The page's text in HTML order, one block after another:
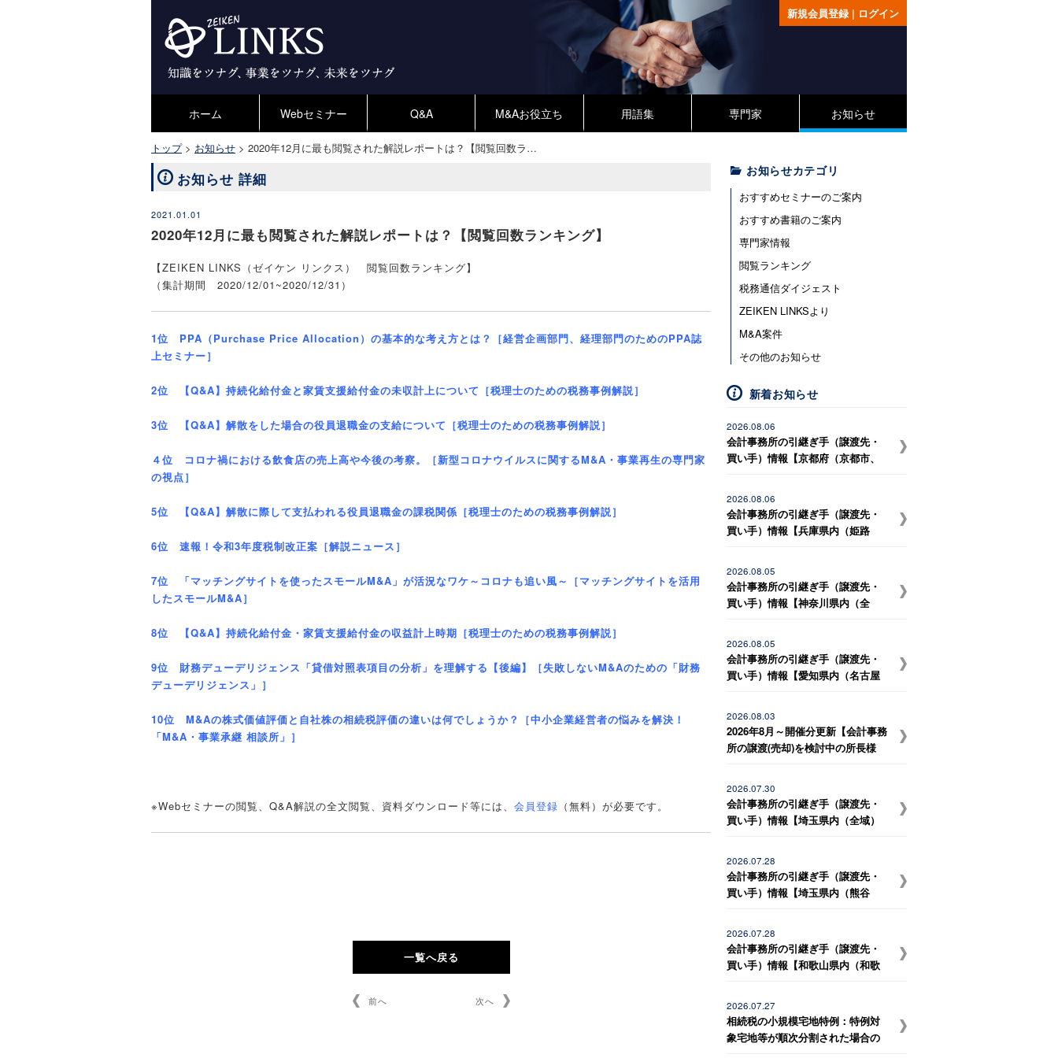
新規会員登録| ログイン
ホーム Webセミナー Q&A M&Aお役立ち 用語集 専門家 お知らせ
トップ> お知らせ > 2020年12月に最も閲覧された解説レポートは？【閲覧回数ラ…
お知らせ 詳細
2021.01.01
2020年12月に最も閲覧された解説レポートは？【閲覧回数ランキング】
【ZEIKEN LINKS（ゼイケン リンクス） 閲覧回数ランキング】
（集計期間 2020/12/01~2020/12/31）
1位 PPA（Purchase Price Allocation）の基本的な考え方とは？［経営企画部門、経理部門のためのPPA誌
上セミナー］
2位 【Q&A】持続化給付金と家賃支援給付金の未収計上について［税理士のための税務事例解説］
3位 【Q&A】解散をした場合の役員退職金の支給について［税理士のための税務事例解説］
４位 コロナ禍における飲食店の売上高や今後の考察。［新型コロナウイルスに関するM&A・事業再生の専門家
の視点］
5位 【Q&A】解散に際して支払われる役員退職金の課税関係［税理士のための税務事例解説］
6位 速報！令和3年度税制改正案［解説ニュース］
7位 「マッチングサイトを使ったスモールM&A」が活況なワケ～コロナも追い風～［マッチングサイトを活用
したスモールM&A］
8位 【Q&A】持続化給付金・家賃支援給付金の収益計上時期［税理士のための税務事例解説］
9位 財務デューデリジェンス「貸借対照表項目の分析」を理解する【後編】［失敗しないM&Aのための「財務
デューデリジェンス」］
10位 M&Aの株式価値評価と自社株の相続税評価の違いは何でしょうか？［中小企業経営者の悩みを解決！
「M&A・事業承継 相談所」］
※Webセミナーの閲覧、Q&A解説の全文閲覧、資料ダウンロード等には、 会員登録 （無料）が必要です。
一覧へ戻る
前へ 次へ
お知らせカテゴリ
おすすめセミナーのご案内
おすすめ書籍のご案内
専門家情報
閲覧ランキング
税務通信ダイジェスト
ZEIKEN LINKSより
M&A案件
その他のお知らせ
新着お知らせ
2026.08.06
会計事務所の引継ぎ手（譲渡先・
買い手）情報【京都府（京都市、
事務所との統合を希望している税
理士事務所】
2026.08.06
会計事務所の引継ぎ手（譲渡先・
買い手）情報【兵庫県内（姫路
独立予定者（30歳代）】
2026.08.05
会計事務所の引継ぎ手（譲渡先・
買い手）情報【神奈川県内（全
市）、 千葉県内（市川市、浦安
市、松戸市、船橋市、習志野市、
千葉市）の事務所との統合を希望
2026.08.05
会計事務所の引継ぎ手（譲渡先・
買い手）情報【愛知県内（名古屋
辺） の事務所との統合を希望して
いる税理士事務所】
2026.08.03
2026年8月～開催分更新【会計事務
所の譲渡(売却)を検討中の所長様
特典付き）にぜひご参加くださ
い。 ～好評につき全国各地で追加
開催！～
2026.07.30
会計事務所の引継ぎ手（譲渡先・
買い手）情報【埼玉県内（全域）
2026.07.28
会計事務所の引継ぎ手（譲渡先・
買い手）情報【埼玉県内（熊谷
を希望している税理士事務所】
2026.07.28
会計事務所の引継ぎ手（譲渡先・
買い手）情報【和歌山県内（和歌
市など） の事務所との統合を希望
している税理士法人】
2026.07.27
相続税の小規模宅地特例：特例対
象宅地等が順次分割された場合の